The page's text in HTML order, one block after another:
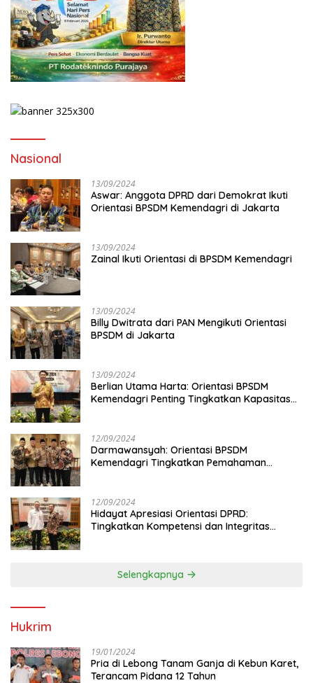
Nasional
13/09/2024
Aswar: Anggota DPRD dari Demokrat Ikuti
Orientasi BPSDM Kemendagri di Jakarta
13/09/2024
Zainal Ikuti Orientasi di BPSDM Kemendagri
13/09/2024
Billy Dwitrata dari PAN Mengikuti Orientasi
BPSDM di Jakarta
13/09/2024
Berlian Utama Harta: Orientasi BPSDM
Kemendagri Penting Tingkatkan Kapasitas
12/09/2024
Darmawansyah: Orientasi BPSDM
Kemendagri Tingkatkan Pemahaman
12/09/2024
Hidayat Apresiasi Orientasi DPRD:
Tingkatkan Kompetensi dan Integritas
Selengkapnya
Hukrim
19/01/2024
Pria di Lebong Tanam Ganja di Kebun Karet,
Terancam Pidana 12 Tahun